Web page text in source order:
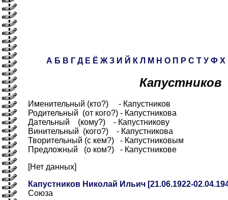
А Б В Г Д Е Ё Ж З И Й К Л М Н О П Р С Т У Ф Х
Капустников
Именительный (кто?) - Капустников
Родительный (от кого?) - Капустникова
Дательный (кому?) - Капустникову
Винительный (кого?) - Капустникова
Творительный (с кем?) - Капустниковым
Предложный (о ком?) - Капустникове
[Нет данных]
Капустников Николай Ильич [21.06.1922-
Союза